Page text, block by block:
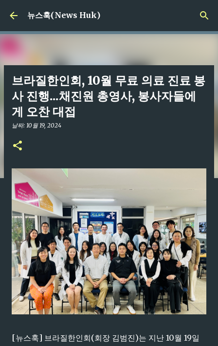
기본 콘텐츠로 건너뛰기
뉴스훅(News Huk)
브라질한인회, 10월 무료 의료 진료 봉
사 진행...채진원 총영사, 봉사자들에
게 오찬 대접
날짜: 10월 19, 2024
[뉴스훅] 브라질한인회(회장 김범진)는 지난 10월 19일